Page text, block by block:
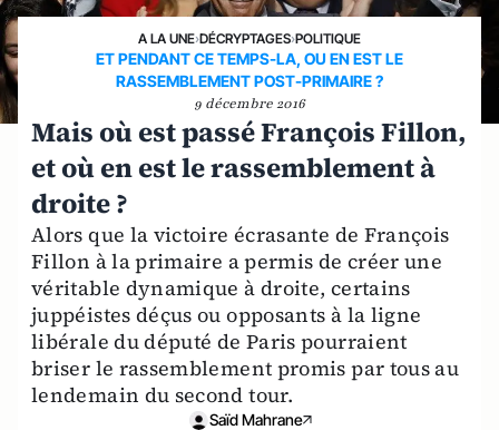
A LA UNE›DÉCRYPTAGES›POLITIQUE
ET PENDANT CE TEMPS-LA, OU EN EST LE
RASSEMBLEMENT POST-PRIMAIRE ?
9 décembre 2016
Mais où est passé François Fillon,
et où en est le rassemblement à
droite ?
Alors que la victoire écrasante de François
Fillon à la primaire a permis de créer une
véritable dynamique à droite, certains
juppéistes déçus ou opposants à la ligne
libérale du député de Paris pourraient
briser le rassemblement promis par tous au
lendemain du second tour.
Saïd Mahrane